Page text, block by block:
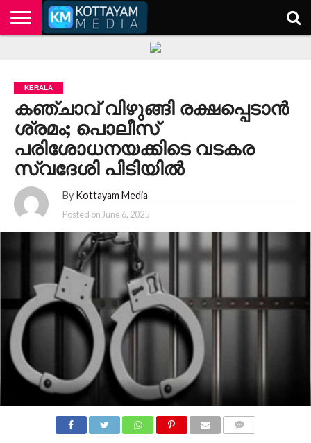
KERALA
കഞ്ചാവ് വിഴുങ്ങി രക്ഷപ്പെടാൻ
ശ്രമം; പൊലീസ്
പരിശോധനയക്കിടെ വടകര
സ്വദേശി പിടിയിൽ
By Kottayam Media
Posted on June 6, 2025